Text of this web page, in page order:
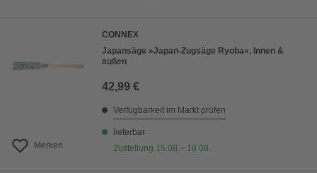
Merken
CONNEX
Japansäge »Japan-Zugsäge Ryoba«, Innen &
außen
42,99 €
Verfügbarkeit im Markt prüfen
lieferbar
Zustellung 15.08. - 18.08.